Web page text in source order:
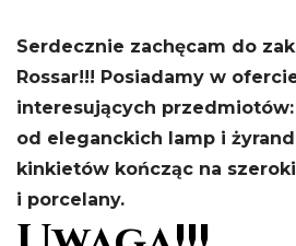
Serdecznie zachęcam do
Rossar!!! Posiadamy w
interesujących
od eleganckich lamp i
kinkietów kończąc na
i porcelany.